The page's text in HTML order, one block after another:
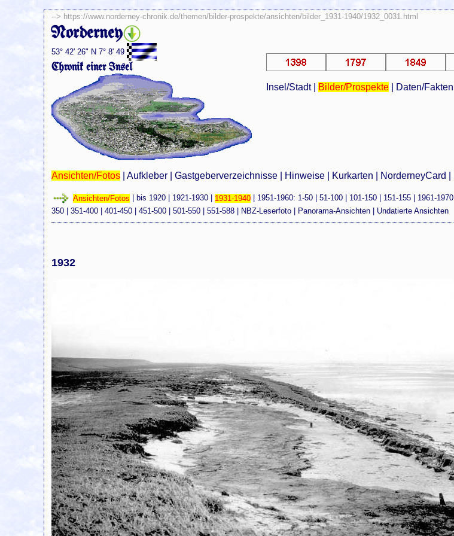
--> https://www.norderney-chronik.de/themen/bilder-prospekte/ansichten/bilder_1931-1940/1932_0031.html
Norderney
53° 42' 26" N 7° 8' 49
Chronik einer Insel
Insel/Stadt| Bilder/Prospekte| Daten/Fakten
Ansichten/Fotos |Aufkleber |Gastgeberverzeichnisse Hinweise Kurkarten NorderneyCard
Ansichten/Fotos bis 1920 1921-1930 1931-1940 1951-1960: 1-50 |51-100 101-150 151-155 1961-1970
350 |351-400 |401-450 |451-500 |501-550 |551-588 NBZ-Leserfoto Panorama-Ansichten Undatierte Ansichten
1932